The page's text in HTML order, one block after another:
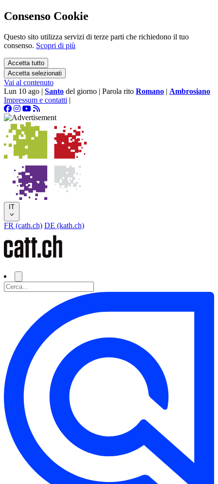
Consenso Cookie
Questo sito utilizza servizi di terze parti che richiedono il tuo
consenso. Scopri di più
Accetta tutto
Accetta selezionati
Vai al contenuto
Lun 10 ago | Santo del giorno | Parola rito Romano | Ambrosiano
Impressum e contatti |
IT
FR (cath.ch) DE (kath.ch)